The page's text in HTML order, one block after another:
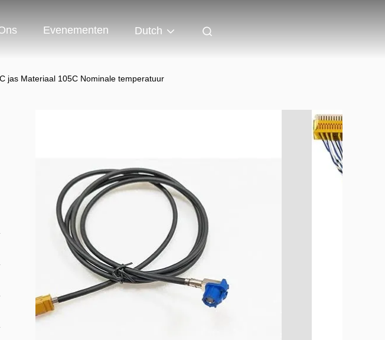
Evenementen Dutch
jas Materiaal 105C Nominale temperatuur